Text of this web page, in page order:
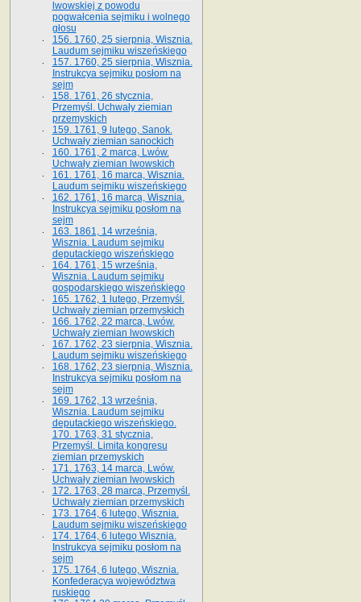
lwowskiej z po­wodu
pogwałcenia sejmiku i wolnego
głosu
156. 1760, 25 sierpnia, Wisznia.
Laudum sejmiku wiszeńskiego
157. 1760, 25 sierpnia, Wisznia.
Instrukcya sejmiku posłom na
sejm
158. 1761, 26 stycznia,
Przemyśl. Uchwały ziemian
przemyskich
159. 1761, 9 lutego, Sanok.
Uchwały ziemian sanockich
160. 1761, 2 marca, Lwów.
Uchwały ziemian lwowskich
161. 1761, 16 marca, Wisznia.
Laudum sejmiku wiszeńskiego
162. 1761, 16 marca, Wisznia.
Instrukcya sejmiku posłom na
sejm
163. 1861, 14 września,
Wisznia. Laudum sejmiku
deputackiego wiszeńskiego
164. 1761, 15 września,
Wisznia. Laudum sejmiku
gospodarskiego wiszeńskiego
165. 1762, 1 lutego, Przemyśl.
Uchwały ziemian przemyskich
166. 1762, 22 marca, Lwów.
Uchwały ziemian lwowskich
167. 1762, 23 sierpnia, Wisznia.
Laudum sejmiku wiszeńskiego
168. 1762, 23 sierpnia, Wisznia.
Instrukcya sejmiku posłom na
sejm
169. 1762, 13 września,
Wisznia. Laudum sejmiku
deputackiego wiszeńskiego.
170. 1763, 31 stycznia,
Przemyśl. Limita kongresu
ziemian przemyskich
171. 1763, 14 marca, Lwów.
Uchwały ziemian lwowskich
172. 1763, 28 marca, Przemyśl.
Uchwały ziemian przemyskich
173. 1764, 6 lutego, Wisznia.
Laudum sejmiku wiszeńskiego
174. 1764, 6 lutego Wisznia.
Instrukcya sejmiku posłom na
sejm
175. 1764, 6 lutego, Wisznia.
Konfederacya województwa
ruskiego